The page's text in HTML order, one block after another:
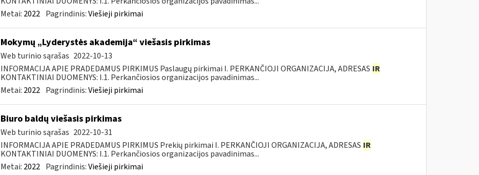
Metai: 2022 Pagrindinis:Viešieji pirkimai
Mokymų „Lyderystės akademija“ viešasis pirkimas
Web turinio sąrašas 2022-10-13
INFORMACIJA APIE PRADEDAMUS PIRKIMUS Paslaugų pirkimai I. PERKANČIOJI ORGANIZACIJA, ADRESAS IR
KONTAKTINIAI DUOMENYS: I.1. Perkančiosios organizacijos pavadinimas...
Metai: 2022 Pagrindinis:Viešieji pirkimai
Biuro baldų viešasis pirkimas
Web turinio sąrašas 2022-10-31
INFORMACIJA APIE PRADEDAMUS PIRKIMUS Prekių pirkimai I. PERKANČIOJI ORGANIZACIJA, ADRESAS IR
KONTAKTINIAI DUOMENYS: I.1. Perkančiosios organizacijos pavadinimas...
Metai: 2022 Pagrindinis:Viešieji pirkimai